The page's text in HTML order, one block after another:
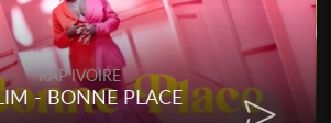
RAP IVOIRE
- BONNE PLACE